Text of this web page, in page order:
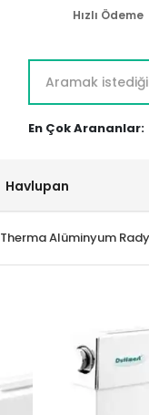
Hızlı Ödeme
En Çok Arananlar:
Havlupan
Therma Alüminyum